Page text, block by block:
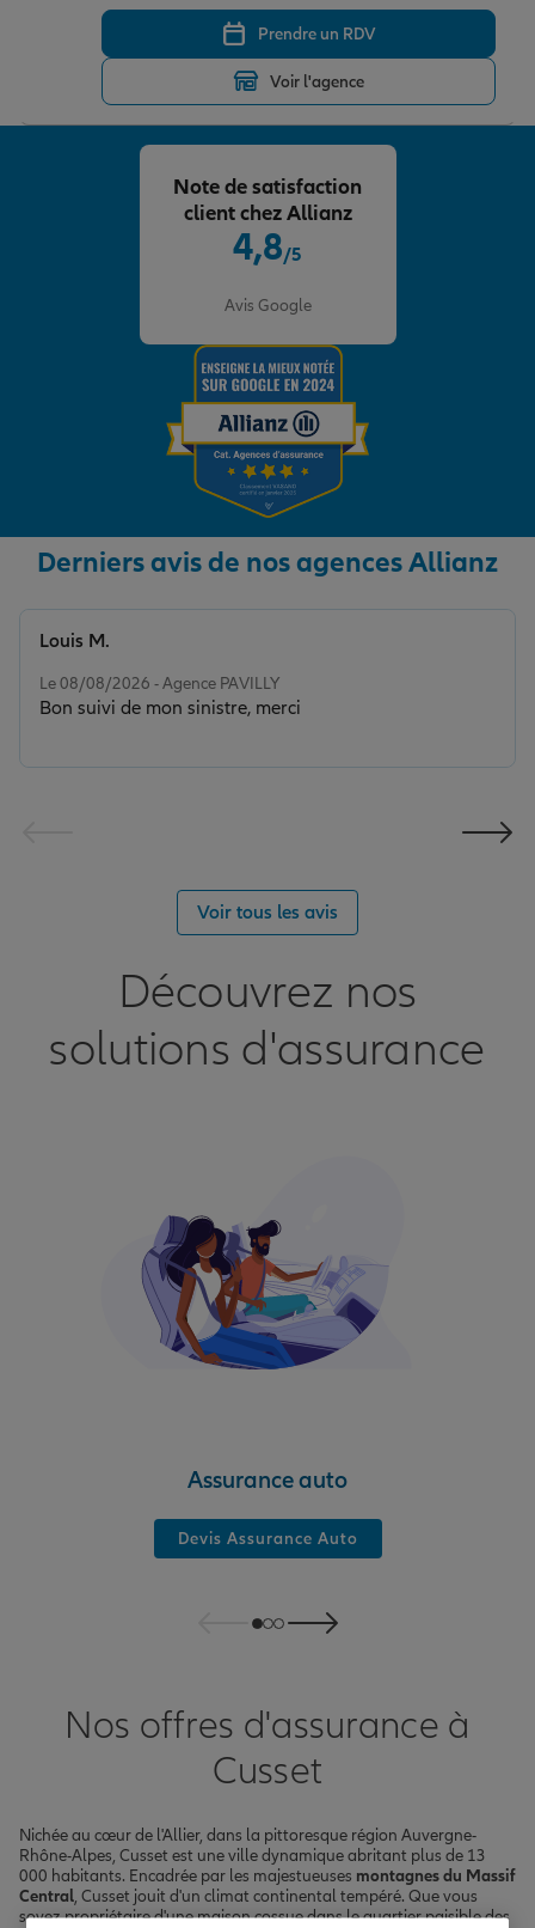
Prendre un RDV
Voir l'agence
4,8/5
Avis Google
Note de satisfaction
client chez Allianz
Derniers avis de nos agences Allianz
Le 08/08/2026 - Agence PAVILLY
Bon suivi de mon sinistre, merci
Louis M.
Voir tous les avis
Découvrez nos
solutions d'assurance
Assurance auto
Devis Assurance Auto
Nos offres d'assurance à
Cusset
Nichée au cœur de l'Allier, dans la pittoresque région Auvergne-
Rhône-Alpes, Cusset est une ville dynamique abritant plus de 13
000 habitants. Encadrée par les majestueuses montagnes du Massif
Central, Cusset jouit d'un climat continental tempéré. Que vous
soyez propriétaire d'une maison cossue dans le quartier paisible des